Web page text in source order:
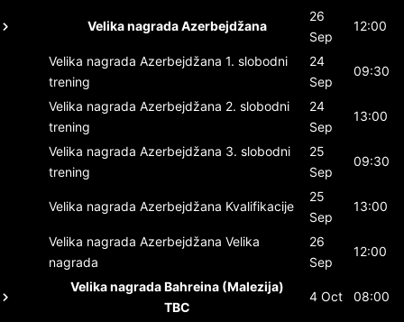
Velika nagrada Azerbejdžana
26
Sep
12:00
Velika nagrada Azerbejdžana 1. slobodni
trening
24
Sep
09:30
Velika nagrada Azerbejdžana 2. slobodni
trening
24
Sep
13:00
Velika nagrada Azerbejdžana 3. slobodni
trening
25
Sep
09:30
Velika nagrada Azerbejdžana Kvalifikacije
25
Sep
13:00
Velika nagrada Azerbejdžana Velika
nagrada
26
Sep
12:00
Velika nagrada Bahreina (Malezija)
TBC
4 Oct 08:00